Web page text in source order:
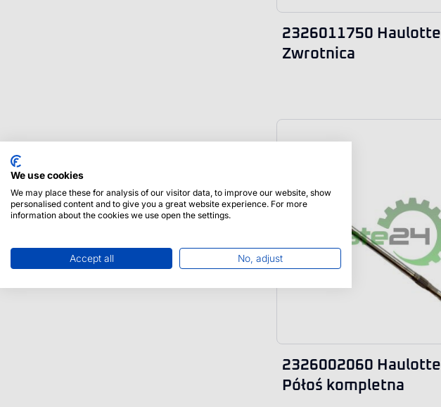
2326011750 Haulotte
Zwrotnica
2326002060 Haulotte
Półoś kompletna
We use cookies
We may place these for analysis of our visitor data, to improve our website, show
personalised content and to give you a great website experience. For more
information about the cookies we use open the settings.
Accept all No, adjust